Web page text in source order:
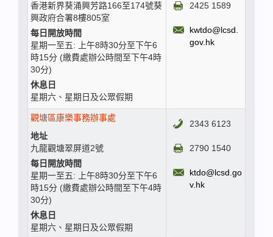
香港新界葵涌興芳路166至174號葵
興政府合署8樓805室
每日開放時間
星期一至五: 上午8時30分至下午6
時15分 (繳費處辦公時間至下午4時
30分)
休息日
星期六、星期日及公眾假期
2425 1589
kwtdo@lcsd.
gov.hk
觀塘區康樂事務辦事處
地址
九龍觀塘翠屏道2號
每日開放時間
星期一至五: 上午8時30分至下午6
時15分 (繳費處辦公時間至下午4時
30分)
休息日
星期六、星期日及公眾假期
2343 6123
2790 1540
ktdo@lcsd.go
v.hk